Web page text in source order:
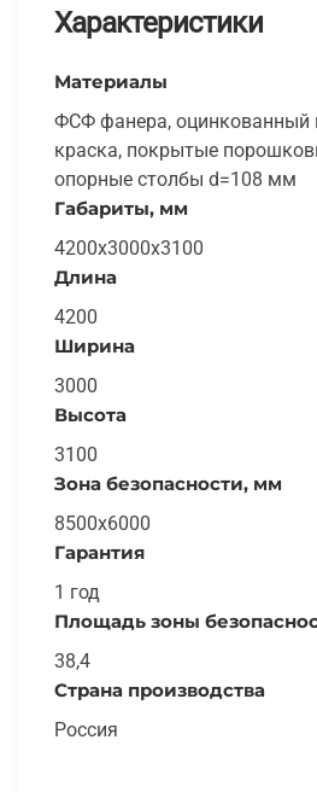
Характеристики
Материалы
ФСФ фанера, оцинкованный
краска, покрытые
опорные столбы d=108 мм
Габариты, мм
4200x3000x3100
Длина
4200
Ширина
3000
Высота
3100
Зона безопасности, мм
8500x6000
Гарантия
1 год
Площадь зоны
38,4
Страна производства
Россия